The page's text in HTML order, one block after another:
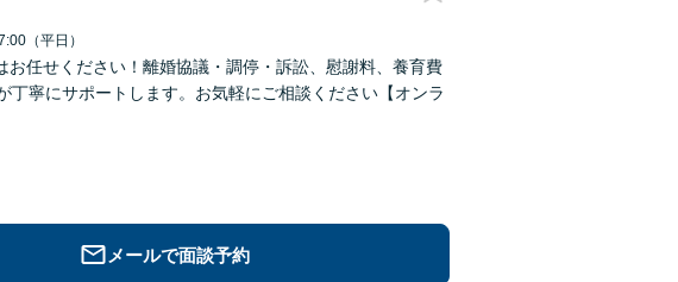
（平日）
任せください！離婚協議・調停・訴訟、慰謝料、養育費
寧にサポートします。お気軽にご相談ください【オンラ
メールで面談予約